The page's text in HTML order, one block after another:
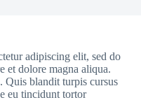
adipiscing elit, sed do
et dolore magna aliqua.
Quis blandit turpis cursus
eu tincidunt tortor